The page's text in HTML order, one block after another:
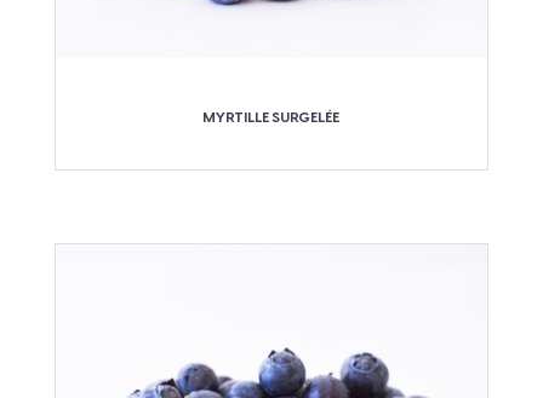
MYRTILLE SURGELÉE